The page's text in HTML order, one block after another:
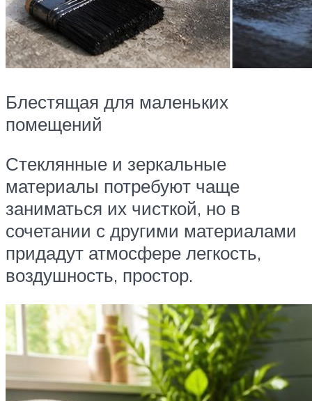
Блестящая для маленьких
помещений
Стеклянные и зеркальные
материалы потребуют чаще
заниматься их чисткой, но в
сочетании с другими материалами
придадут атмосфере легкость,
воздушность, простор.